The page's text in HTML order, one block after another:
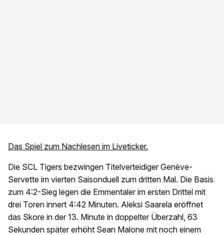
Das Spiel zum Nachlesen im Liveticker.
Die SCL Tigers bezwingen Titelverteidiger Genève-
Servette im vierten Saisonduell zum dritten Mal. Die Basis
zum 4:2-Sieg legen die Emmentaler im ersten Drittel mit
drei Toren innert 4:42 Minuten. Aleksi Saarela eröffnet
das Skore in der 13. Minute in doppelter Überzahl, 63
Sekunden später erhöht Sean Malone mit noch einem